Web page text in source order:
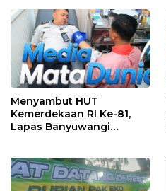
Perlombaan
Menyambut HUT
Kemerdekaan RI Ke-81,
Lapas Banyuwangi